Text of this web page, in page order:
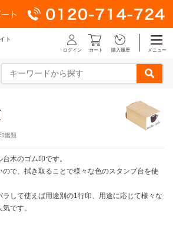
ト
ログイン カート 購入履歴 メニュー
鑑類
木のゴム印です。
で、拭き取ることで様々な色のスタンプ台を使
して使えば用途別の1行印、用途に応じて様々な
です。